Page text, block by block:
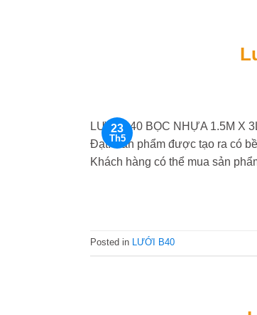
23
Th5
LƯỚI B40 BỌC NHỰA 1.5M X
Đạt. Sản phẩm được tạo ra có
Khách hàng có thể mua sản
Posted in LƯỚI B40